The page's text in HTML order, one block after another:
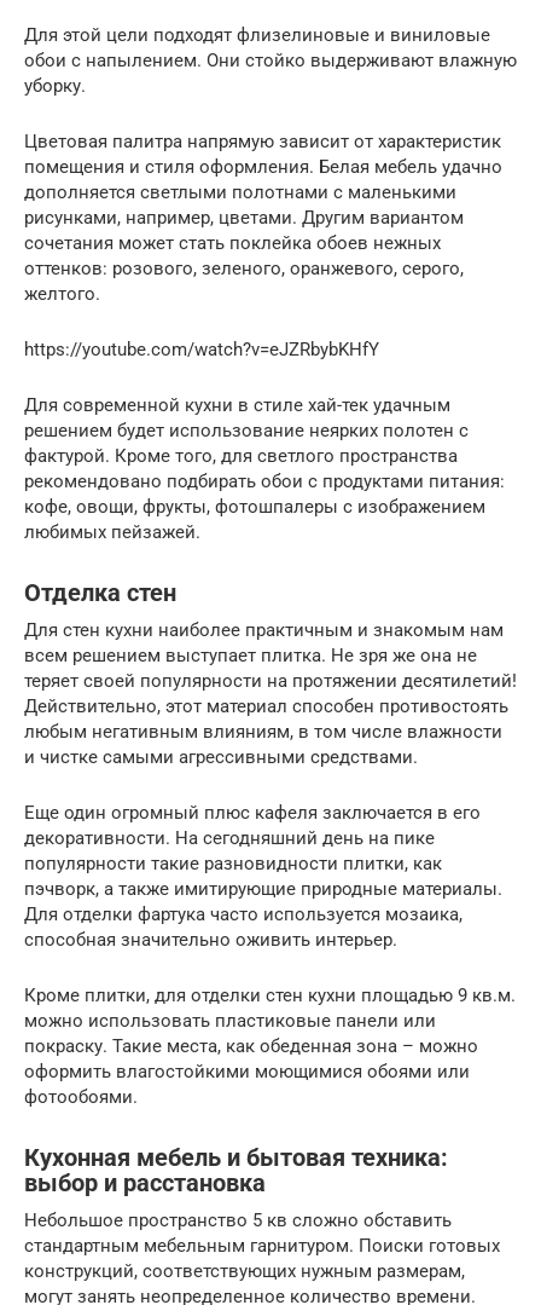
Для этой цели подходят флизелиновые и виниловые
обои с напылением. Они стойко выдерживают влажную
уборку.
Цветовая палитра напрямую зависит от характеристик
помещения и стиля оформления. Белая мебель удачно
дополняется светлыми полотнами с маленькими
рисунками, например, цветами. Другим вариантом
сочетания может стать поклейка обоев нежных
оттенков: розового, зеленого, оранжевого, серого,
желтого.
https://youtube.com/watch?v=eJZRbybKHfY
Для современной кухни в стиле хай-тек удачным
решением будет использование неярких полотен с
фактурой. Кроме того, для светлого пространства
рекомендовано подбирать обои с продуктами питания:
кофе, овощи, фрукты, фотошпалеры с изображением
любимых пейзажей.
Отделка стен
Для стен кухни наиболее практичным и знакомым нам
всем решением выступает плитка. Не зря же она не
теряет своей популярности на протяжении десятилетий!
Действительно, этот материал способен противостоять
любым негативным влияниям, в том числе влажности
и чистке самыми агрессивными средствами.
Еще один огромный плюс кафеля заключается в его
декоративности. На сегодняшний день на пике
популярности такие разновидности плитки, как
пэчворк, а также имитирующие природные материалы.
Для отделки фартука часто используется мозаика,
способная значительно оживить интерьер.
Кроме плитки, для отделки стен кухни площадью 9 кв.м.
можно использовать пластиковые панели или
покраску. Такие места, как обеденная зона – можно
оформить влагостойкими моющимися обоями или
фотообоями.
Кухонная мебель и бытовая техника:
выбор и расстановка
Небольшое пространство 5 кв сложно обставить
стандартным мебельным гарнитуром. Поиски готовых
конструкций, соответствующих нужным размерам,
могут занять неопределенное количество времени.